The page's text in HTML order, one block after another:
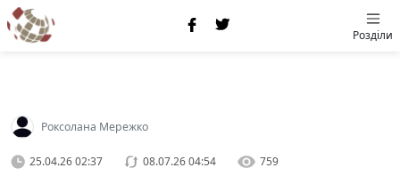
Розділи
Роксолана Мережко
25.04.26 02:37 08.07.26 04:54 759